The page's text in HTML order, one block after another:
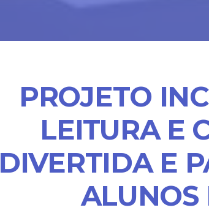
PROJETO
LEITURA E
DIVERTIDA E
ALUNOS